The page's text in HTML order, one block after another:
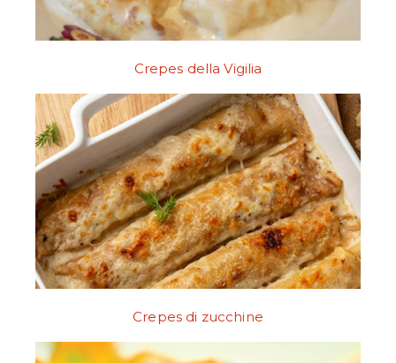
Crepes della Vigilia
Crepes di zucchine